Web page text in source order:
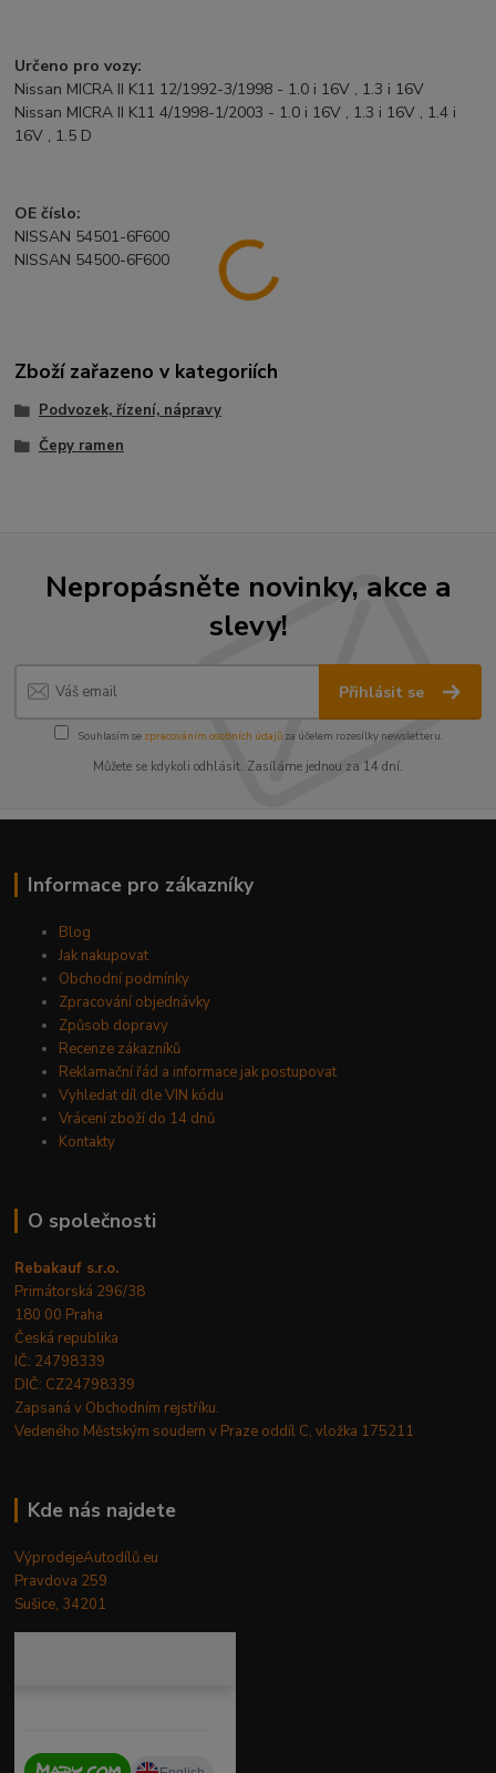
Určeno pro vozy:
Nissan MICRA II K11 12/1992-3/1998 - 1.0 i 16V , 1.3 i 16V
Nissan MICRA II K11 4/1998-1/2003 - 1.0 i 16V , 1.3 i 16V , 1.4 i
16V , 1.5 D
OE číslo:
NISSAN 54501-6F600
NISSAN 54500-6F600
Zboží zařazeno v kategoriích
Podvozek, řízení, nápravy
Čepy ramen
Nepropásněte novinky, akce a
slevy!
Přihlásit se
Souhlasím se zpracováním osobních údajůza účelem rozesílky newsletteru.
Můžete se kdykoli odhlásit. Zasíláme jednou za 14 dní.
Informace pro zákazníky
Blog
Jak nakupovat
Obchodní podmínky
Zpracování objednávky
Způsob dopravy
Recenze zákazníků
Reklamační řád a informace jak postupovat
Vyhledat díl dle VIN kódu
Vrácení zboží do 14 dnů
Kontakty
O společnosti
Rebakauf s.r.o.
Primátorská 296/38
180 00 Praha
Česká republika
IČ: 24798339
DIČ: CZ24798339
Zapsaná v Obchodním rejstříku.
Vedeného Městským soudem v Praze oddíl C, vložka 175211
Kde nás najdete
VýprodejeAutodílů.eu
Pravdova 259
Sušice, 34201